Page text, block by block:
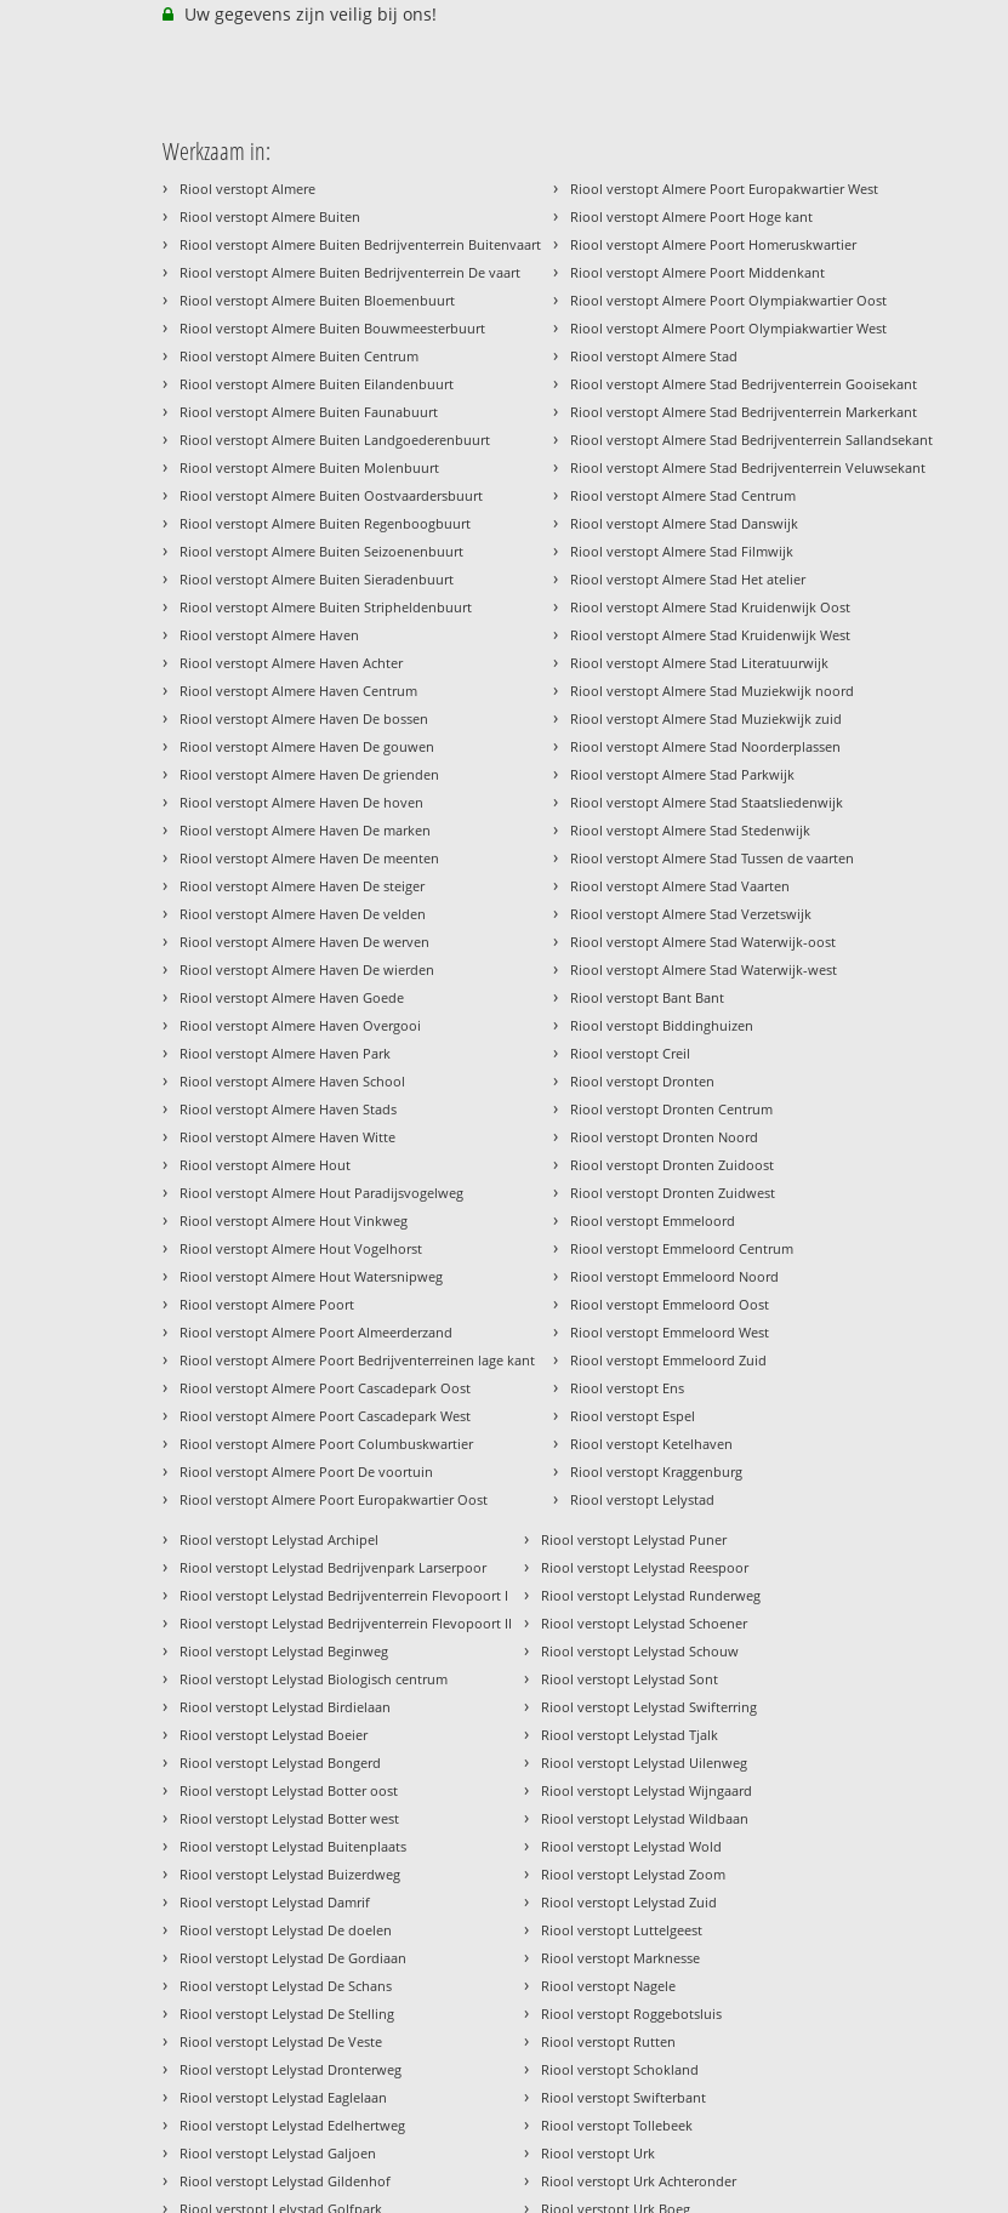
Uw gegevens zijn veilig bij ons!
Werkzaam in:
› Riool verstopt Almere
› Riool verstopt Almere Buiten
› Riool verstopt Almere Buiten Bedrijventerrein Buitenvaart
› Riool verstopt Almere Buiten Bedrijventerrein De vaart
› Riool verstopt Almere Buiten Bloemenbuurt
› Riool verstopt Almere Buiten Bouwmeesterbuurt
› Riool verstopt Almere Buiten Centrum
› Riool verstopt Almere Buiten Eilandenbuurt
› Riool verstopt Almere Buiten Faunabuurt
› Riool verstopt Almere Buiten Landgoederenbuurt
› Riool verstopt Almere Buiten Molenbuurt
› Riool verstopt Almere Buiten Oostvaardersbuurt
› Riool verstopt Almere Buiten Regenboogbuurt
› Riool verstopt Almere Buiten Seizoenenbuurt
› Riool verstopt Almere Buiten Sieradenbuurt
› Riool verstopt Almere Buiten Stripheldenbuurt
› Riool verstopt Almere Haven
› Riool verstopt Almere Haven Achter
› Riool verstopt Almere Haven Centrum
› Riool verstopt Almere Haven De bossen
› Riool verstopt Almere Haven De gouwen
› Riool verstopt Almere Haven De grienden
› Riool verstopt Almere Haven De hoven
› Riool verstopt Almere Haven De marken
› Riool verstopt Almere Haven De meenten
› Riool verstopt Almere Haven De steiger
› Riool verstopt Almere Haven De velden
› Riool verstopt Almere Haven De werven
› Riool verstopt Almere Haven De wierden
› Riool verstopt Almere Haven Goede
› Riool verstopt Almere Haven Overgooi
› Riool verstopt Almere Haven Park
› Riool verstopt Almere Haven School
› Riool verstopt Almere Haven Stads
› Riool verstopt Almere Haven Witte
› Riool verstopt Almere Hout
› Riool verstopt Almere Hout Paradijsvogelweg
› Riool verstopt Almere Hout Vinkweg
› Riool verstopt Almere Hout Vogelhorst
› Riool verstopt Almere Hout Watersnipweg
› Riool verstopt Almere Poort
› Riool verstopt Almere Poort Almeerderzand
› Riool verstopt Almere Poort Bedrijventerreinen lage kant
› Riool verstopt Almere Poort Cascadepark Oost
› Riool verstopt Almere Poort Cascadepark West
› Riool verstopt Almere Poort Columbuskwartier
› Riool verstopt Almere Poort De voortuin
› Riool verstopt Almere Poort Europakwartier Oost
› Riool verstopt Almere Poort Europakwartier West
› Riool verstopt Almere Poort Hoge kant
› Riool verstopt Almere Poort Homeruskwartier
› Riool verstopt Almere Poort Middenkant
› Riool verstopt Almere Poort Olympiakwartier Oost
› Riool verstopt Almere Poort Olympiakwartier West
› Riool verstopt Almere Stad
› Riool verstopt Almere Stad Bedrijventerrein Gooisekant
› Riool verstopt Almere Stad Bedrijventerrein Markerkant
› Riool verstopt Almere Stad Bedrijventerrein Sallandsekant
› Riool verstopt Almere Stad Bedrijventerrein Veluwsekant
› Riool verstopt Almere Stad Centrum
› Riool verstopt Almere Stad Danswijk
› Riool verstopt Almere Stad Filmwijk
› Riool verstopt Almere Stad Het atelier
› Riool verstopt Almere Stad Kruidenwijk Oost
› Riool verstopt Almere Stad Kruidenwijk West
› Riool verstopt Almere Stad Literatuurwijk
› Riool verstopt Almere Stad Muziekwijk noord
› Riool verstopt Almere Stad Muziekwijk zuid
› Riool verstopt Almere Stad Noorderplassen
› Riool verstopt Almere Stad Parkwijk
› Riool verstopt Almere Stad Staatsliedenwijk
› Riool verstopt Almere Stad Stedenwijk
› Riool verstopt Almere Stad Tussen de vaarten
› Riool verstopt Almere Stad Vaarten
› Riool verstopt Almere Stad Verzetswijk
› Riool verstopt Almere Stad Waterwijk-oost
› Riool verstopt Almere Stad Waterwijk-west
› Riool verstopt Bant Bant
› Riool verstopt Biddinghuizen
› Riool verstopt Creil
› Riool verstopt Dronten
› Riool verstopt Dronten Centrum
› Riool verstopt Dronten Noord
› Riool verstopt Dronten Zuidoost
› Riool verstopt Dronten Zuidwest
› Riool verstopt Emmeloord
› Riool verstopt Emmeloord Centrum
› Riool verstopt Emmeloord Noord
› Riool verstopt Emmeloord Oost
› Riool verstopt Emmeloord West
› Riool verstopt Emmeloord Zuid
› Riool verstopt Ens
› Riool verstopt Espel
› Riool verstopt Ketelhaven
› Riool verstopt Kraggenburg
› Riool verstopt Lelystad
› Riool verstopt Lelystad Archipel
› Riool verstopt Lelystad Bedrijvenpark Larserpoor
› Riool verstopt Lelystad Bedrijventerrein Flevopoort I
› Riool verstopt Lelystad Bedrijventerrein Flevopoort II
› Riool verstopt Lelystad Beginweg
› Riool verstopt Lelystad Biologisch centrum
› Riool verstopt Lelystad Birdielaan
› Riool verstopt Lelystad Boeier
› Riool verstopt Lelystad Bongerd
› Riool verstopt Lelystad Botter oost
› Riool verstopt Lelystad Botter west
› Riool verstopt Lelystad Buitenplaats
› Riool verstopt Lelystad Buizerdweg
› Riool verstopt Lelystad Damrif
› Riool verstopt Lelystad De doelen
› Riool verstopt Lelystad De Gordiaan
› Riool verstopt Lelystad De Schans
› Riool verstopt Lelystad De Stelling
› Riool verstopt Lelystad De Veste
› Riool verstopt Lelystad Dronterweg
› Riool verstopt Lelystad Eaglelaan
› Riool verstopt Lelystad Edelhertweg
› Riool verstopt Lelystad Galjoen
› Riool verstopt Lelystad Gildenhof
› Riool verstopt Lelystad Golfpark
› Riool verstopt Lelystad Puner
› Riool verstopt Lelystad Reespoor
› Riool verstopt Lelystad Runderweg
› Riool verstopt Lelystad Schoener
› Riool verstopt Lelystad Schouw
› Riool verstopt Lelystad Sont
› Riool verstopt Lelystad Swifterring
› Riool verstopt Lelystad Tjalk
› Riool verstopt Lelystad Uilenweg
› Riool verstopt Lelystad Wijngaard
› Riool verstopt Lelystad Wildbaan
› Riool verstopt Lelystad Wold
› Riool verstopt Lelystad Zoom
› Riool verstopt Lelystad Zuid
› Riool verstopt Luttelgeest
› Riool verstopt Marknesse
› Riool verstopt Nagele
› Riool verstopt Roggebotsluis
› Riool verstopt Rutten
› Riool verstopt Schokland
› Riool verstopt Swifterbant
› Riool verstopt Tollebeek
› Riool verstopt Urk
› Riool verstopt Urk Achteronder
› Riool verstopt Urk Boeg